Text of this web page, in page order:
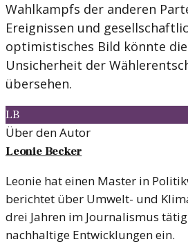
Wahlkampfs der anderen
Ereignissen und
optimistisches Bild könnte
Unsicherheit der
übersehen.
LB
Über den Autor
Leonie Becker
Leonie hat einen Master in
berichtet über Umwelt- und
drei Jahren im Journalismus
nachhaltige Entwicklungen ein.